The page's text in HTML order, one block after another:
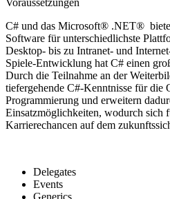
Voraussetzungen
C# und das Microsoft® .NET®
Software für unterschiedlichste
Desktop- bis zu Intranet- und
Spiele-Entwicklung hat C# einen
Durch die Teilnahme an der
tiefergehende C#-Kenntnisse für die
Programmierung und erweitern
Einsatzmöglichkeiten, wodurch sich
Karrierechancen auf dem
Delegates
Events